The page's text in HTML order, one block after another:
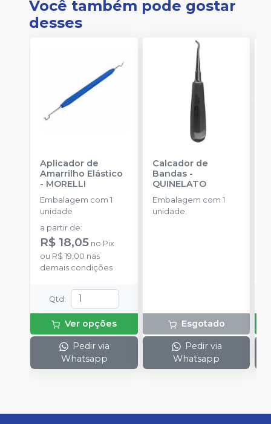
Você também pode gostar
desses
Aplicador de
Amarrilho Elástico
- MORELLI
Embalagem com 1
unidade
a partir de:
R$ 18,05 no Pix
ou R$ 19,00 nas
demais condições
Qtd :
Ver opções
Pedir via
Whatsapp
Calcador de
Bandas-
QUINELATO
Embalagem com 1
unidade.
Esgotado
Pedir via
Whatsapp